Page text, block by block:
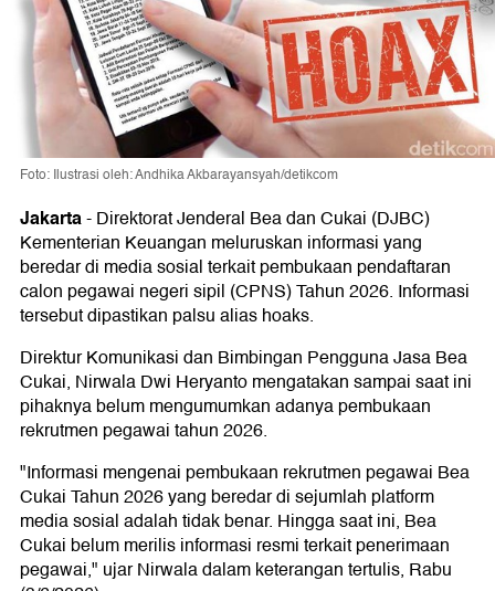
Foto: Ilustrasi oleh: Andhika Akbarayansyah/detikcom
Jakarta-Direktorat Jenderal Bea dan Cukai (DJBC)
Kementerian Keuangan meluruskan informasi yang
beredar di media sosial terkait pembukaan pendaftaran
calon pegawai negeri sipil (CPNS) Tahun 2026. Informasi
tersebut dipastikan palsu alias hoaks.
Direktur Komunikasi dan Bimbingan Pengguna Jasa Bea
Cukai, Nirwala Dwi Heryanto mengatakan sampai saat ini
pihaknya belum mengumumkan adanya pembukaan
rekrutmen pegawai tahun 2026.
"Informasi mengenai pembukaan rekrutmen pegawai Bea
Cukai Tahun 2026 yang beredar di sejumlah platform
media sosial adalah tidak benar. Hingga saat ini, Bea
Cukai belum merilis informasi resmi terkait penerimaan
pegawai," ujar Nirwala dalam keterangan tertulis, Rabu